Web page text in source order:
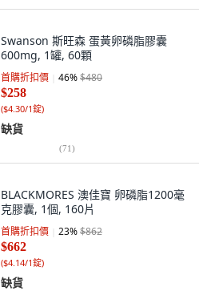
Swanson 斯旺森 蛋黃卵磷脂膠囊
600mg, 1罐, 60顆
首購折扣價 46%$480
$258
($4.30/1錠)
缺貨
(71)
BLACKMORES 澳佳寶 卵磷脂1200毫
克膠囊, 1個, 160片
首購折扣價 23%$862
$662
($4.14/1錠)
缺貨